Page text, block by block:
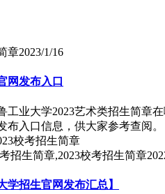
章2023/1/16
网发布入口
业大学2023艺术类招生简
入口信息，供大家参考查阅。
招生简章,2023校考招生简章
招生官网发布汇总】